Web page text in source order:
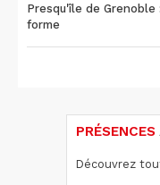
Presqu'île de
forme
PRÉSENCES
Découvrez